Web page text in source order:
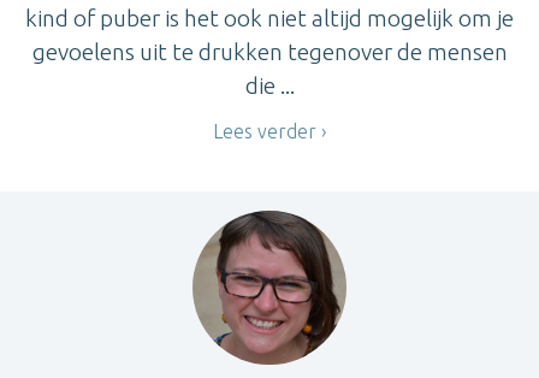
kind of puber is het ook niet altijd mogelijk om je
gevoelens uit te drukken tegenover de mensen
die ...
Lees verder